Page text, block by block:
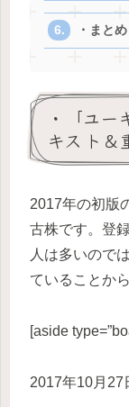
・まと
・「ユ
キスト＆
2017年の初版
古株です。登
人は多いので
ていることか
[aside
2017年10月